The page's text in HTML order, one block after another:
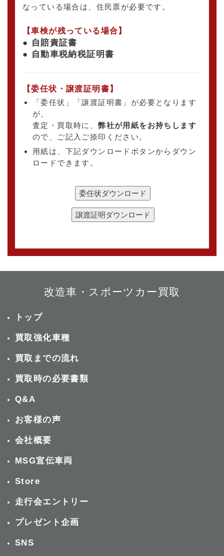
なっている場合は、住民票が必要です。
【車検が残っている場合】
● 自賠責証書
● 自動車税納税証明書
【委任状・譲渡証明書】
「委任状」「譲渡証明書」が必要となります
が、
査定・買取時に、弊社が用紙をお持ちします
ので、ご記入ご捺印ください。
用紙は、下記ダウンロードボタンからダウン
ロードできます。
改造車・スポーツカー買取
トップ
買取強化車種
買取までの流れ
買取時の必要書類
Q&A
お客様の声
会社概要
MSG宣伝車両
Store
走行会エントリー
プレゼント企画
SNS